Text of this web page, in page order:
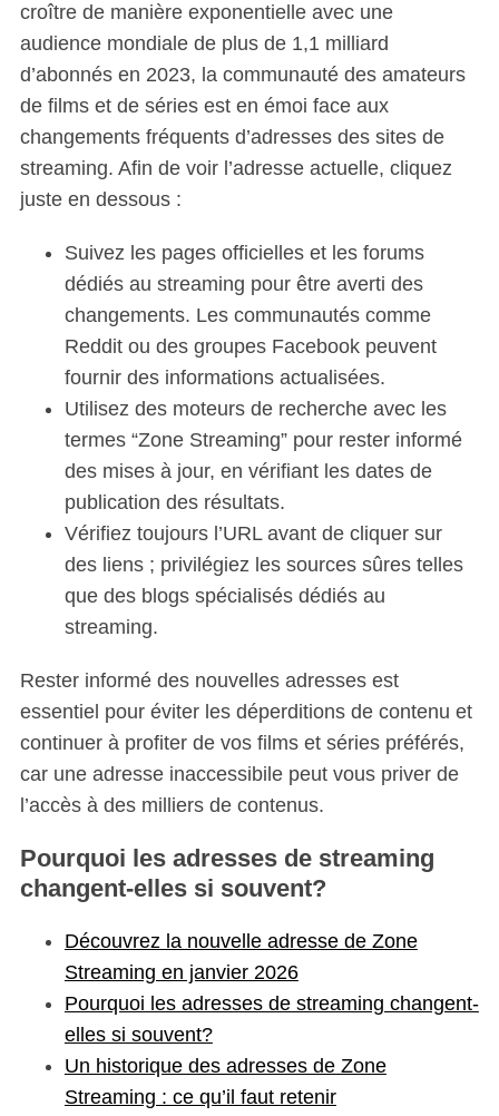
croître de manière exponentielle avec une
audience mondiale de plus de 1,1 milliard
d’abonnés en 2023, la communauté des amateurs
de films et de séries est en émoi face aux
changements fréquents d’adresses des sites de
streaming. Afin de voir l’adresse actuelle, cliquez
juste en dessous :
Suivez les pages officielles et les forums
dédiés au streaming pour être averti des
changements. Les communautés comme
Reddit ou des groupes Facebook peuvent
fournir des informations actualisées.
Utilisez des moteurs de recherche avec les
termes “Zone Streaming” pour rester informé
des mises à jour, en vérifiant les dates de
publication des résultats.
Vérifiez toujours l’URL avant de cliquer sur
des liens ; privilégiez les sources sûres telles
que des blogs spécialisés dédiés au
streaming.
Rester informé des nouvelles adresses est
essentiel pour éviter les déperditions de contenu et
continuer à profiter de vos films et séries préférés,
car une adresse inaccessibile peut vous priver de
l’accès à des milliers de contenus.
Pourquoi les adresses de streaming
changent-elles si souvent?
Découvrez la nouvelle adresse de Zone
Streaming en janvier 2026
Pourquoi les adresses de streaming changent-
elles si souvent?
Un historique des adresses de Zone
Streaming : ce qu’il faut retenir